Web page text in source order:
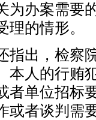
为办案需要
理的情形。
指出，检察
本人的行贿
者单位招标
或者谈判需